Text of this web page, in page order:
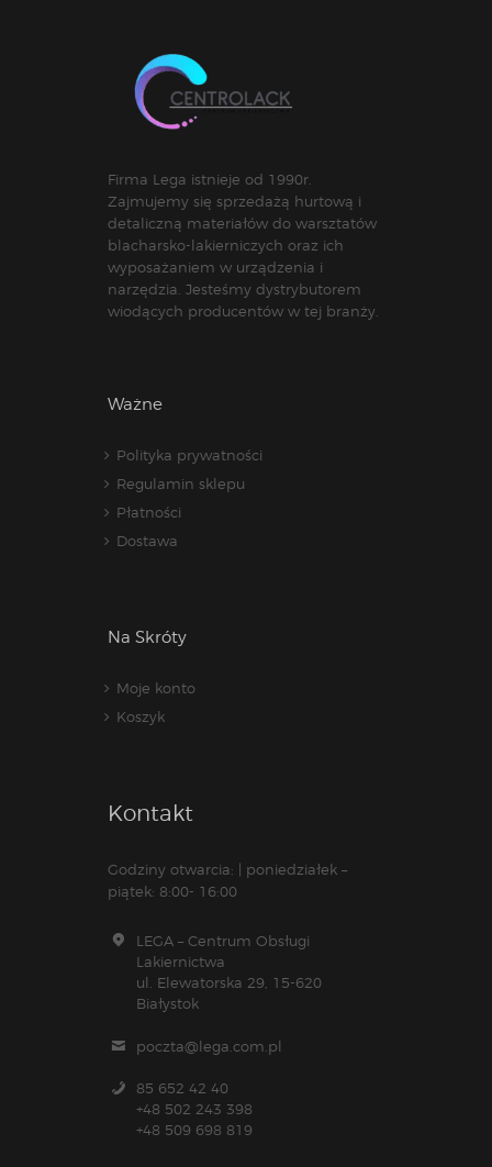
Firma Lega istnieje od 1990r.
Zajmujemy się sprzedażą hurtową i
detaliczną materiałów do warsztatów
blacharsko-lakierniczych oraz ich
wyposażaniem w urządzenia i
narzędzia. Jesteśmy dystrybutorem
wiodących producentów w tej branży.
Ważne
Polityka prywatności
Regulamin sklepu
Płatności
Dostawa
Na Skróty
Moje konto
Koszyk
Kontakt
Godziny otwarcia: | poniedziałek –
piątek: 8:00- 16:00
LEGA – Centrum Obsługi
Lakiernictwa
ul. Elewatorska 29, 15-620
Białystok
poczta@lega.com.pl
85 652 42 40
+48 502 243 398
+48 509 698 819